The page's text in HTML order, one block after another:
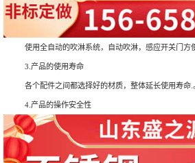
使用全自动的吹淋系统，自动吹淋，感应开关门方
3.产品的使用寿命
各个配件之间都选择好的材质，整体延长使用寿命.
4.产品的操作安全性